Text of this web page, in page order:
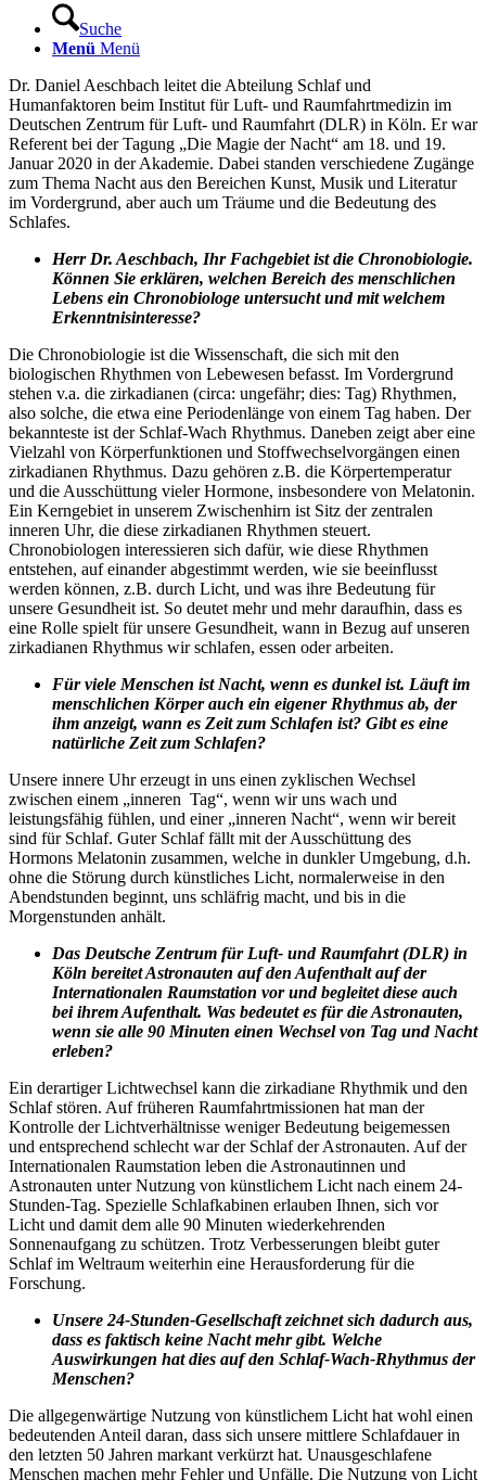
Suche
Menü Menü
Dr. Daniel Aeschbach leitet die Abteilung Schlaf und
Humanfaktoren beim Institut für Luft- und Raumfahrtmedizin im
Deutschen Zentrum für Luft- und Raumfahrt (DLR) in Köln. Er war
Referent bei der Tagung „Die Magie der Nacht“ am 18. und 19.
Januar 2020 in der Akademie. Dabei standen verschiedene Zugänge
zum Thema Nacht aus den Bereichen Kunst, Musik und Literatur
im Vordergrund, aber auch um Träume und die Bedeutung des
Schlafes.
Herr Dr. Aeschbach, Ihr Fachgebiet ist die Chronobiologie.
Können Sie erklären, welchen Bereich des menschlichen
Lebens ein Chronobiologe untersucht und mit welchem
Erkenntnisinteresse?
Die Chronobiologie ist die Wissenschaft, die sich mit den
biologischen Rhythmen von Lebewesen befasst. Im Vordergrund
stehen v.a. die zirkadianen (circa: ungefähr; dies: Tag) Rhythmen,
also solche, die etwa eine Periodenlänge von einem Tag haben. Der
bekannteste ist der Schlaf-Wach Rhythmus. Daneben zeigt aber eine
Vielzahl von Körperfunktionen und Stoffwechselvorgängen einen
zirkadianen Rhythmus. Dazu gehören z.B. die Körpertemperatur
und die Ausschüttung vieler Hormone, insbesondere von Melatonin.
Ein Kerngebiet in unserem Zwischenhirn ist Sitz der zentralen
inneren Uhr, die diese zirkadianen Rhythmen steuert.
Chronobiologen interessieren sich dafür, wie diese Rhythmen
entstehen, auf einander abgestimmt werden, wie sie beeinflusst
werden können, z.B. durch Licht, und was ihre Bedeutung für
unsere Gesundheit ist. So deutet mehr und mehr daraufhin, dass es
eine Rolle spielt für unsere Gesundheit, wann in Bezug auf unseren
zirkadianen Rhythmus wir schlafen, essen oder arbeiten.
Für viele Menschen ist Nacht, wenn es dunkel ist. Läuft im
menschlichen Körper auch ein eigener Rhythmus ab, der
ihm anzeigt, wann es Zeit zum Schlafen ist? Gibt es eine
natürliche Zeit zum Schlafen?
Unsere innere Uhr erzeugt in uns einen zyklischen Wechsel
zwischen einem „inneren Tag“, wenn wir uns wach und
leistungsfähig fühlen, und einer „inneren Nacht“, wenn wir bereit
sind für Schlaf. Guter Schlaf fällt mit der Ausschüttung des
Hormons Melatonin zusammen, welche in dunkler Umgebung, d.h.
ohne die Störung durch künstliches Licht, normalerweise in den
Abendstunden beginnt, uns schläfrig macht, und bis in die
Morgenstunden anhält.
Das Deutsche Zentrum für Luft- und Raumfahrt (DLR) in
Köln bereitet Astronauten auf den Aufenthalt auf der
Internationalen Raumstation vor und begleitet diese auch
bei ihrem Aufenthalt. Was bedeutet es für die Astronauten,
wenn sie alle 90 Minuten einen Wechsel von Tag und Nacht
erleben?
Ein derartiger Lichtwechsel kann die zirkadiane Rhythmik und den
Schlaf stören. Auf früheren Raumfahrtmissionen hat man der
Kontrolle der Lichtverhältnisse weniger Bedeutung beigemessen
und entsprechend schlecht war der Schlaf der Astronauten. Auf der
Internationalen Raumstation leben die Astronautinnen und
Astronauten unter Nutzung von künstlichem Licht nach einem 24-
Stunden-Tag. Spezielle Schlafkabinen erlauben Ihnen, sich vor
Licht und damit dem alle 90 Minuten wiederkehrenden
Sonnenaufgang zu schützen. Trotz Verbesserungen bleibt guter
Schlaf im Weltraum weiterhin eine Herausforderung für die
Forschung.
Unsere 24-Stunden-Gesellschaft zeichnet sich dadurch aus,
dass es faktisch keine Nacht mehr gibt. Welche
Auswirkungen hat dies auf den Schlaf-Wach-Rhythmus der
Menschen?
Die allgegenwärtige Nutzung von künstlichem Licht hat wohl einen
bedeutenden Anteil daran, dass sich unsere mittlere Schlafdauer in
den letzten 50 Jahren markant verkürzt hat. Unausgeschlafene
Menschen machen mehr Fehler und Unfälle. Die Nutzung von Licht